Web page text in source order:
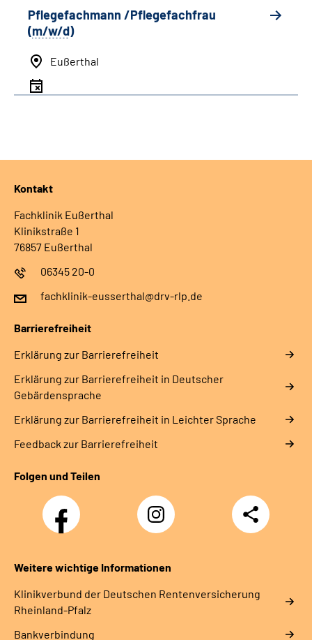
Pflegefachmann /Pflegefachfrau
(m/w/d)
Eußerthal
Kontakt
Fachklinik Eußerthal
Klinikstraße 1
76857 Eußerthal
06345 20-0
fachklinik-eusserthal@drv-rlp.de
Barrierefreiheit
Erklärung zur Barrierefreiheit
Erklärung zur Barrierefreiheit in Deutscher
Gebärdensprache
Erklärung zur Barrierefreiheit in Leichter Sprache
Feedback zur Barrierefreiheit
Folgen und Teilen
Facebook
Instagram
DRV
Nachwuchskräfte
Teilen
Weitere wichtige Informationen
Klinikverbund der Deutschen Rentenversicherung
Rheinland-Pfalz
Bankverbindung